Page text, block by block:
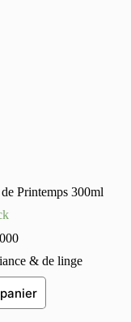
Printemps 300ml
& de linge